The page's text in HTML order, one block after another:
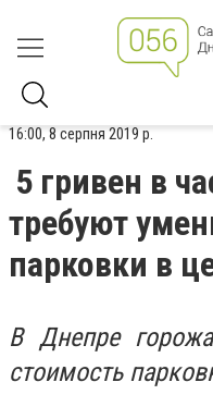
16:00, 8 серпня 2019 р.
5 гривен в
требуют
парковки в
В Днепре
стоимость